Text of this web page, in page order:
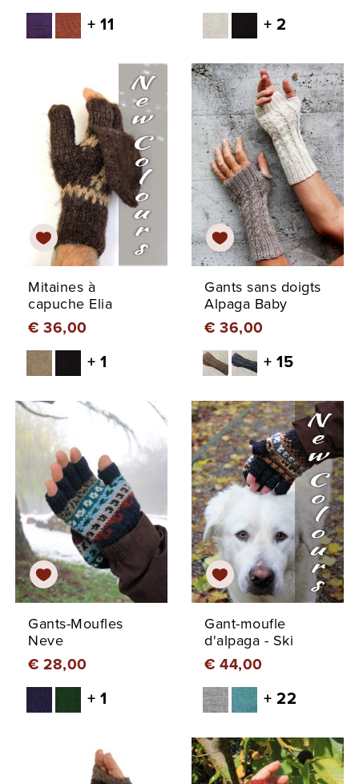
+ 11 + 2
Mitaines à
capuche Elia
€ 36,00
+ 1
Gants sans doigts
Alpaga Baby
€ 36,00
+ 15
Gants-Moufles
Neve
€ 28,00
+ 1
Gant-moufle
d'alpaga - Ski
€ 44,00
+ 22